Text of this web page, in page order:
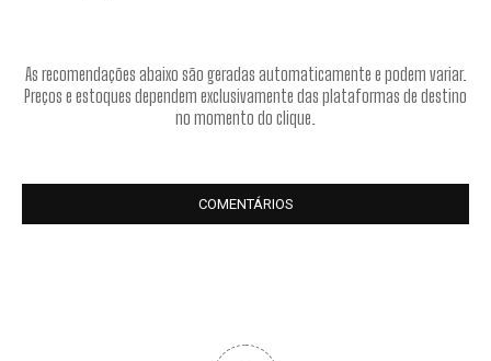
As recomendações abaixo são geradas automaticamente e podem variar.
Preços e estoques dependem exclusivamente das plataformas de destino
no momento do clique.
COMENTÁRIOS